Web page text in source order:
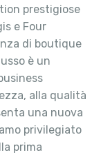
prestigiose
e Four
di boutique
è un
alla qualità
una nuova
privilegiato
prima